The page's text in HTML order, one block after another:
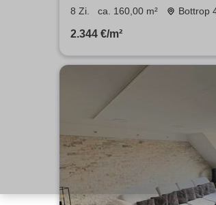
Einliegerwohnung und
8 Zi. ca. 160,00 m² Bottrop
2.344 €/m²